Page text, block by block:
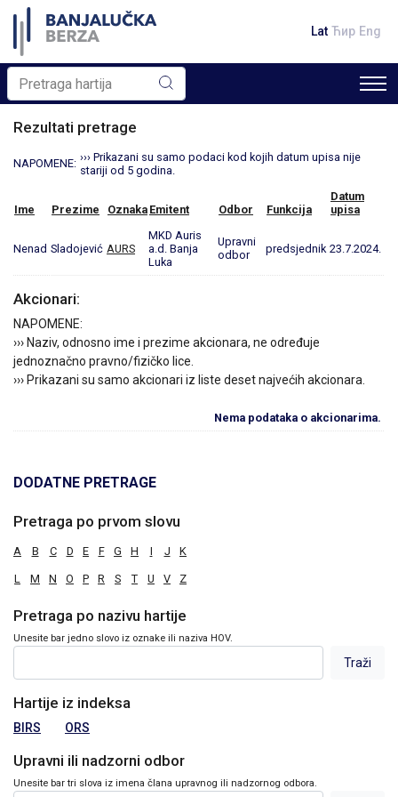
Lat Ћир Eng
Rezultati pretrage
NAPOMENE: ››› Prikazani su samo podaci kod kojih datum upisa nije
stariji od 5 godina.
Ime Prezime Oznaka Emitent Odbor Funkcija
Datum
upisa
Nenad Sladojević AURS
MKD Auris
a.d. Banja
Luka
Upravni
odbor
predsjednik 23.7.2024.
Akcionari:
NAPOMENE:
››› Naziv, odnosno ime i prezime akcionara, ne određuje
jednoznačno pravno/fizičko lice.
››› Prikazani su samo akcionari iz liste deset najvećih akcionara.
Nema podataka o akcionarima.
DODATNE PRETRAGE
Pretraga po prvom slovu
A B C D E F G H I J K
L M N O P R S T U V Z
Pretraga po nazivu hartije
Unesite bar jedno slovo iz oznake ili naziva HOV.
Hartije iz indeksa
BIRS ORS
Upravni ili nadzorni odbor
Unesite bar tri slova iz imena člana upravnog ili nadzornog odbora.